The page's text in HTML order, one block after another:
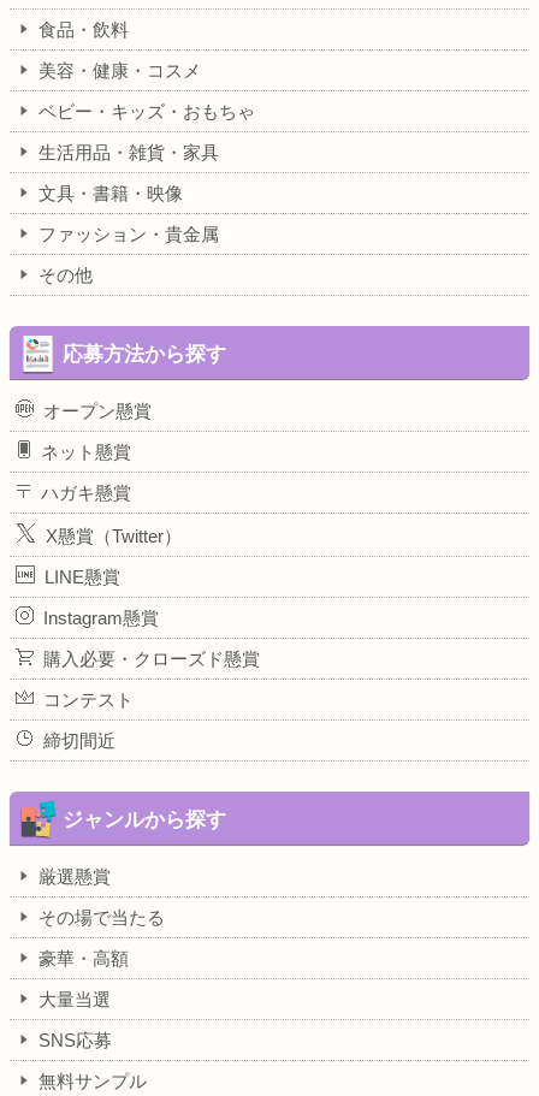
食品・飲料
美容・健康・コスメ
ベビー・キッズ・おもちゃ
生活用品・雑貨・家具
文具・書籍・映像
ファッション・貴金属
その他
応募方法から探す
オープン懸賞
ネット懸賞
ハガキ懸賞
X懸賞（Twitter）
LINE懸賞
Instagram懸賞
購入必要・クローズド懸賞
コンテスト
締切間近
ジャンルから探す
厳選懸賞
その場で当たる
豪華・高額
大量当選
SNS応募
無料サンプル